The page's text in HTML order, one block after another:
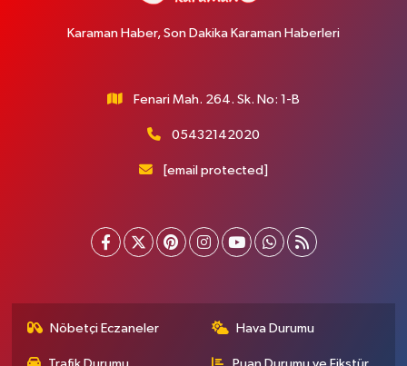
Karaman Haber, Son Dakika Karaman Haberleri
Fenari Mah. 264. Sk. No: 1-B
05432142020
[email protected]
Nöbetçi Eczaneler Hava Durumu